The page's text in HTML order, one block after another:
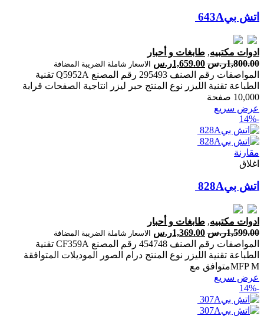
ادوات مكتبيه, طابغات و أحبار
1,800.00ر.س 1,659.00ر.س الاسعار شاملة الضريبة المضافة
المواصفات رقم الصنف 295493 رقم المصنع Q5952A تقنية
الطباعة تقنية الليزر نوع المنتج حبر ليزر انتاجية الصفحات ‎قرابة
10,000 صفحة‎
عرض سريع
-14%
مقارنة
اغلاق
ادوات مكتبيه, طابغات و أحبار
1,599.00ر.س 1,369.00ر.س الاسعار شاملة الضريبة المضافة
المواصفات رقم الصنف 454748 رقم المصنع CF359A تقنية
الطباعة تقنية الليزر نوع المنتج درام الصور الموديلات المتوافقة
MFP Mمتوافق مع
عرض سريع
-14%